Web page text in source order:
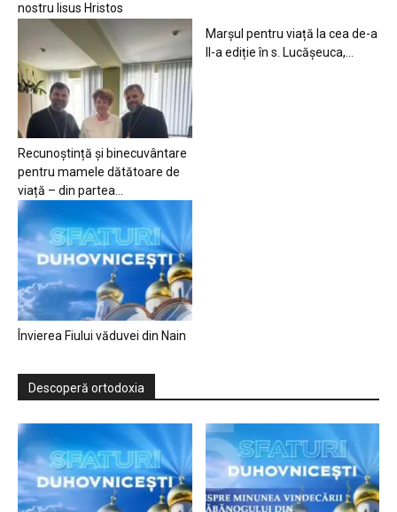
nostru Iisus Hristos
Recunoștință și binecuvântare
pentru mamele dătătoare de
viață – din partea...
Marșul pentru viață la cea de-a
II-a ediție în s. Lucășeuca,...
Învierea Fiului văduvei din Nain
Descoperă ortodoxia